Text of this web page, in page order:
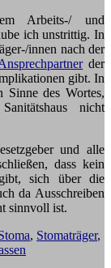
Arbeits-/ und
ich unstrittig. In
innen nach der
der
gibt. In
des Wortes,
nicht
und alle
dass kein
sich über die
da Ausschreiben
sinnvoll ist.
, Stomaträger,